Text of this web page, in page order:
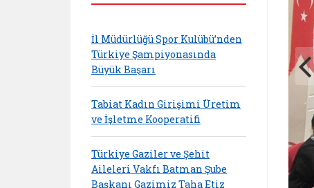
İl Müdürlüğü Spor Kulübü’nden
Türkiye Şampiyonasında
Büyük Başarı
Tabiat Kadın Girişimi Üretim
ve İşletme Kooperatifi
Türkiye Gaziler ve Şehit
Aileleri Vakfı Batman Şube
Başkanı Gazimiz Taha Etiz